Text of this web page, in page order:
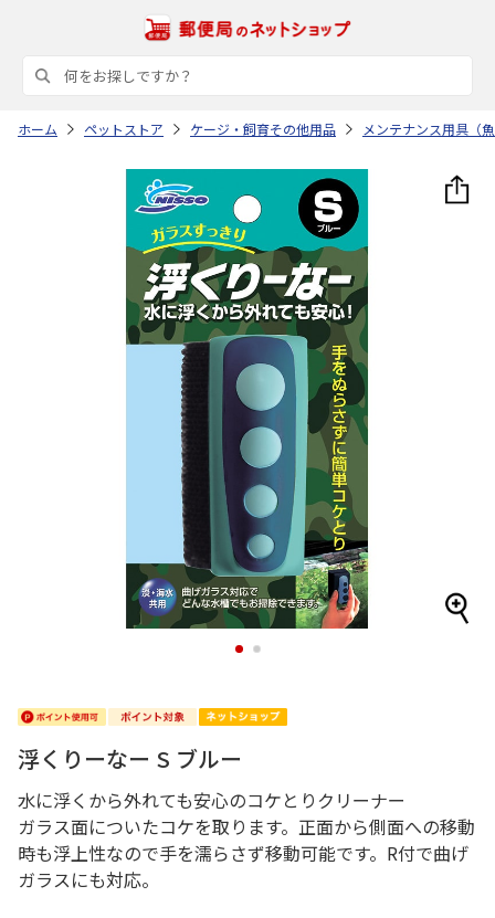
ホーム ペットストア ケージ・飼育その他用品 メンテナンス用具（
1 2
浮くりーなー S ブルー
水に浮くから外れても安心のコケとりクリーナー
ガラス面についたコケを取ります。正面から側面への移動
時も浮上性なので手を濡らさず移動可能です。R付で曲げ
ガラスにも対応。